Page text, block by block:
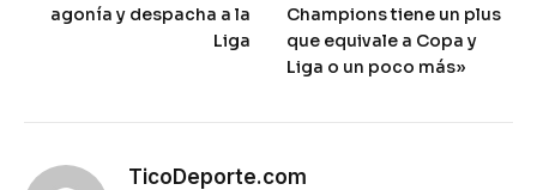
agonía y despacha a la
Liga
Champions tiene un plus
que equivale a Copa y
Liga o un poco más»
TicoDeporte.com